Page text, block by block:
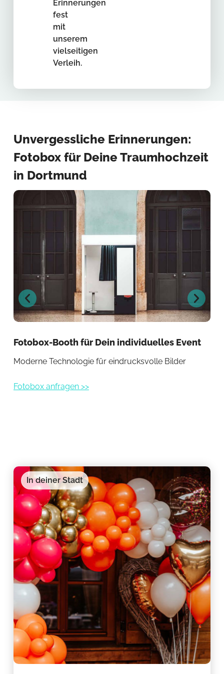
Erinnerungen
fest
mit
unserem
vielseitigen
Verleih.
Unvergessliche Erinnerungen:
Fotobox für Deine Traumhochzeit
in Dortmund
Fotobox-Booth für Dein individuelles Event
Moderne Technologie für eindrucksvolle Bilder
Fotobox anfragen >>
In deiner Stadt